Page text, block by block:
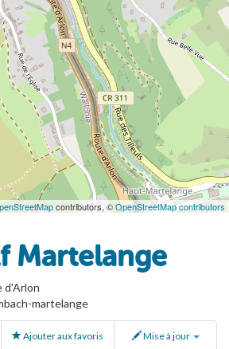
contributors, ©OpenStreetMap contributors
Martelange
d'Arlon
martelange
Ajouter aux favoris Mise à jour